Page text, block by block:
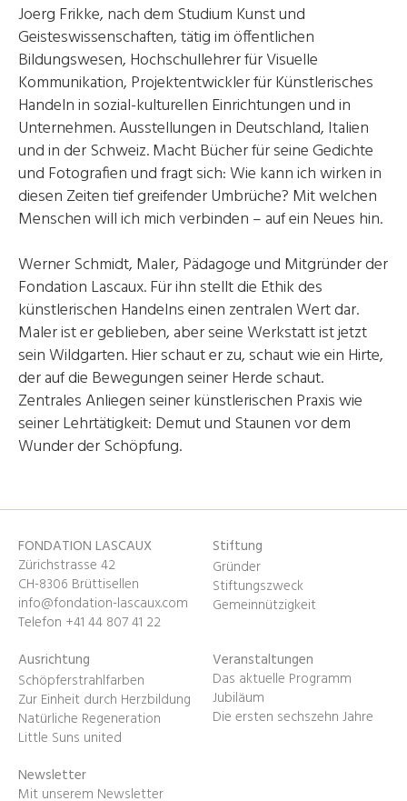
Joerg Frikke, nach dem Studium Kunst und
Geisteswissenschaften, tätig im öffentlichen
Bildungswesen, Hochschullehrer für Visuelle
Kommunikation, Projektentwickler für Künstlerisches
Handeln in sozial-kulturellen Einrichtungen und in
Unternehmen. Ausstellungen in Deutschland, Italien
und in der Schweiz. Macht Bücher für seine Gedichte
und Fotografien und fragt sich: Wie kann ich wirken in
diesen Zeiten tief greifender Umbrüche? Mit welchen
Menschen will ich mich verbinden – auf ein Neues hin.
Werner Schmidt, Maler, Pädagoge und Mitgründer der
Fondation Lascaux. Für ihn stellt die Ethik des
künstlerischen Handelns einen zentralen Wert dar.
Maler ist er geblieben, aber seine Werkstatt ist jetzt
sein Wildgarten. Hier schaut er zu, schaut wie ein Hirte,
der auf die Bewegungen seiner Herde schaut.
Zentrales Anliegen seiner künstlerischen Praxis wie
seiner Lehrtätigkeit: Demut und Staunen vor dem
Wunder der Schöpfung.
FONDATION LASCAUX
Zürichstrasse 42
CH-8306 Brüttisellen
info@fondation-lascaux.com
Telefon +41 44 807 41 22
Stiftung
Gründer
Stiftungszweck
Gemeinnützigkeit
Ausrichtung
Schöpferstrahlfarben
Zur Einheit durch Herzbildung
Natürliche Regeneration
Little Suns united
Veranstaltungen
Das aktuelle Programm
Jubiläum
Die ersten sechszehn Jahre
Newsletter
Mit unserem Newsletter